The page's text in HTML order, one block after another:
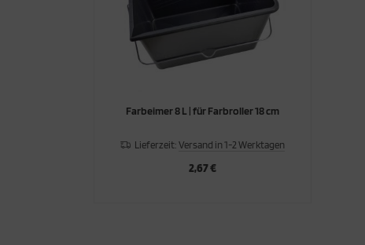
Farbeimer 8 L | für Farbroller 18 cm
Lieferzeit:Versand in 1-2 Werktagen
2,67 €